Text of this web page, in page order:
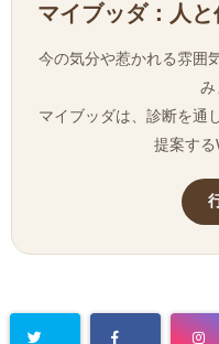
マイブッダ：人
今の気分や惹かれる雰囲
み
マイブッダは、診断を通
提案する